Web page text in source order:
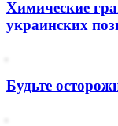
Химические
украинских
Будьте